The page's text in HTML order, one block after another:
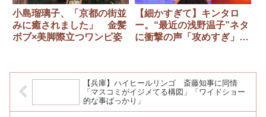
小島瑠璃子、「京都の街並
みに癒されました」 金髪
ボブ×美脚際立つワンピ姿
【細かすぎて】キンタロ
ー。“最近の浅野温子”ネタ
に衝撃の声「攻めすぎ」
【兵庫】ハイヒールリンゴ 斎藤知事に同情
「マスコミがイジメてる構図」「ワイドショー
的な事ばっかり」